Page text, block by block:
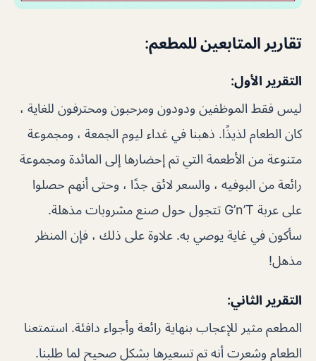
تقارير المتابعين للمطعم:
التقرير الأول:
ليس فقط الموظفين ودودون ومرحبون ومحترفون للغاية ،
كان الطعام لذيذًا. ذهبنا في غداء ليوم الجمعة ، ومجموعة
متنوعة من الأطعمة التي تم إحضارها إلى المائدة ومجموعة
رائعة من البوفيه ، والسعر لائق جدًا ، وحتى أنهم حصلوا
على عربة G’n’T تتجول حول صنع مشروبات مذهلة.
سأكون في غاية يوصي به. علاوة على ذلك ، فإن المنظر
مذهل!
التقرير الثاني:
المطعم مثير للإعجاب بنهاية رائعة وأجواء دافئة. استمتعنا
الطعام وشعرت أنه تم تسعيرها بشكل صحيح لما طلبنا.